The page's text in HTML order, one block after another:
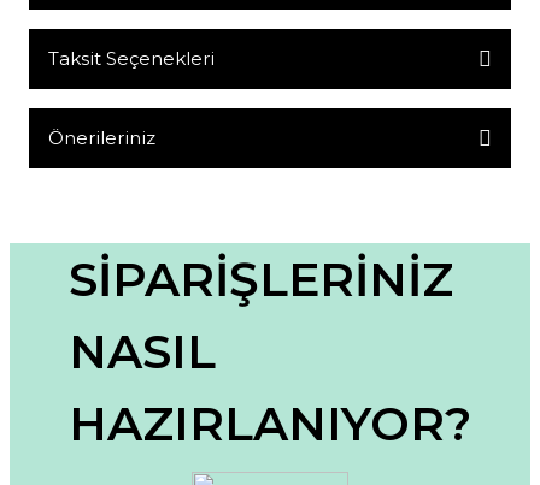
Bu ürüne ilk yorumu siz yapın!
Taksit Seçenekleri
Önerileriniz
Görüş ve önerileriniz için teşekkür ederiz.
Ürün resmi kalitesiz, bozuk veya görüntülenemiyor.
Ürün açıklamasında eksik bilgiler bulunuyor.
Ürün fiyatı diğer sitelerden daha pahalı.
Bu ürüne benzer farklı alternatifler olmalı.
SİPARİŞLERİNİZ
NASIL
HAZIRLANIYOR?